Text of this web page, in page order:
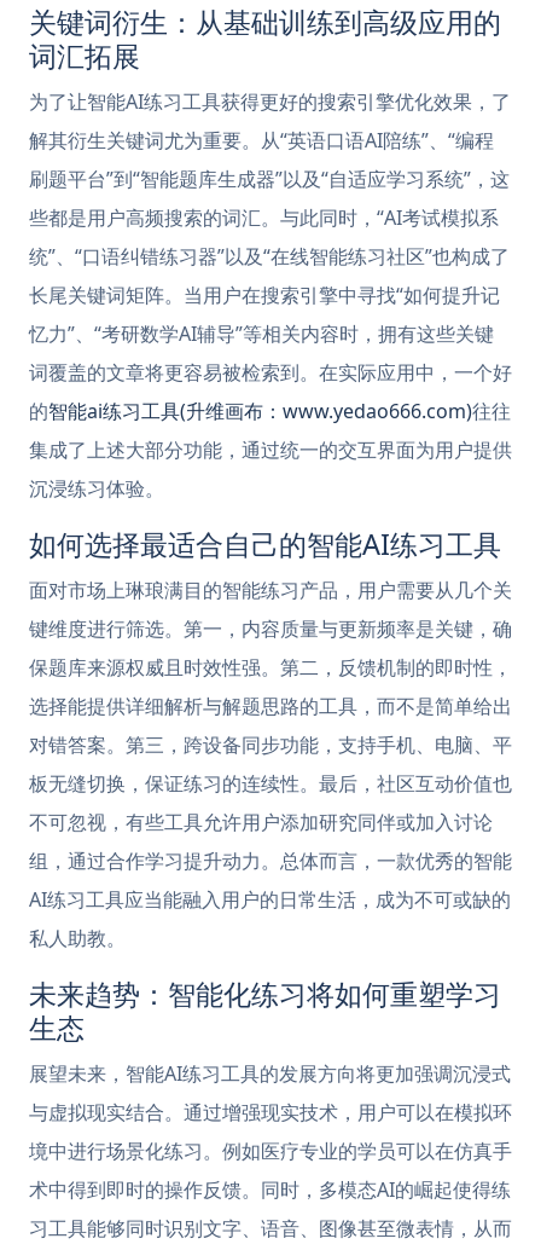
关键词衍生：从基础训练到高级应用的
词汇拓展
为了让智能AI练习工具获得更好的搜索引擎优化效果，了
解其衍生关键词尤为重要。从“英语口语AI陪练”、“编程
刷题平台”到“智能题库生成器”以及“自适应学习系统”，这
些都是用户高频搜索的词汇。与此同时，“AI考试模拟系
统”、“口语纠错练习器”以及“在线智能练习社区”也构成了
长尾关键词矩阵。当用户在搜索引擎中寻找“如何提升记
忆力”、“考研数学AI辅导”等相关内容时，拥有这些关键
词覆盖的文章将更容易被检索到。在实际应用中，一个好
的智能ai练习工具(升维画布：www.yedao666.com)往往
集成了上述大部分功能，通过统一的交互界面为用户提供
沉浸练习体验。
如何选择最适合自己的智能AI练习工具
面对市场上琳琅满目的智能练习产品，用户需要从几个关
键维度进行筛选。第一，内容质量与更新频率是关键，确
保题库来源权威且时效性强。第二，反馈机制的即时性，
选择能提供详细解析与解题思路的工具，而不是简单给出
对错答案。第三，跨设备同步功能，支持手机、电脑、平
板无缝切换，保证练习的连续性。最后，社区互动价值也
不可忽视，有些工具允许用户添加研究同伴或加入讨论
组，通过合作学习提升动力。总体而言，一款优秀的智能
AI练习工具应当能融入用户的日常生活，成为不可或缺的
私人助教。
未来趋势：智能化练习将如何重塑学习
生态
展望未来，智能AI练习工具的发展方向将更加强调沉浸式
与虚拟现实结合。通过增强现实技术，用户可以在模拟环
境中进行场景化练习。例如医疗专业的学员可以在仿真手
术中得到即时的操作反馈。同时，多模态AI的崛起使得练
习工具能够同时识别文字、语音、图像甚至微表情，从而